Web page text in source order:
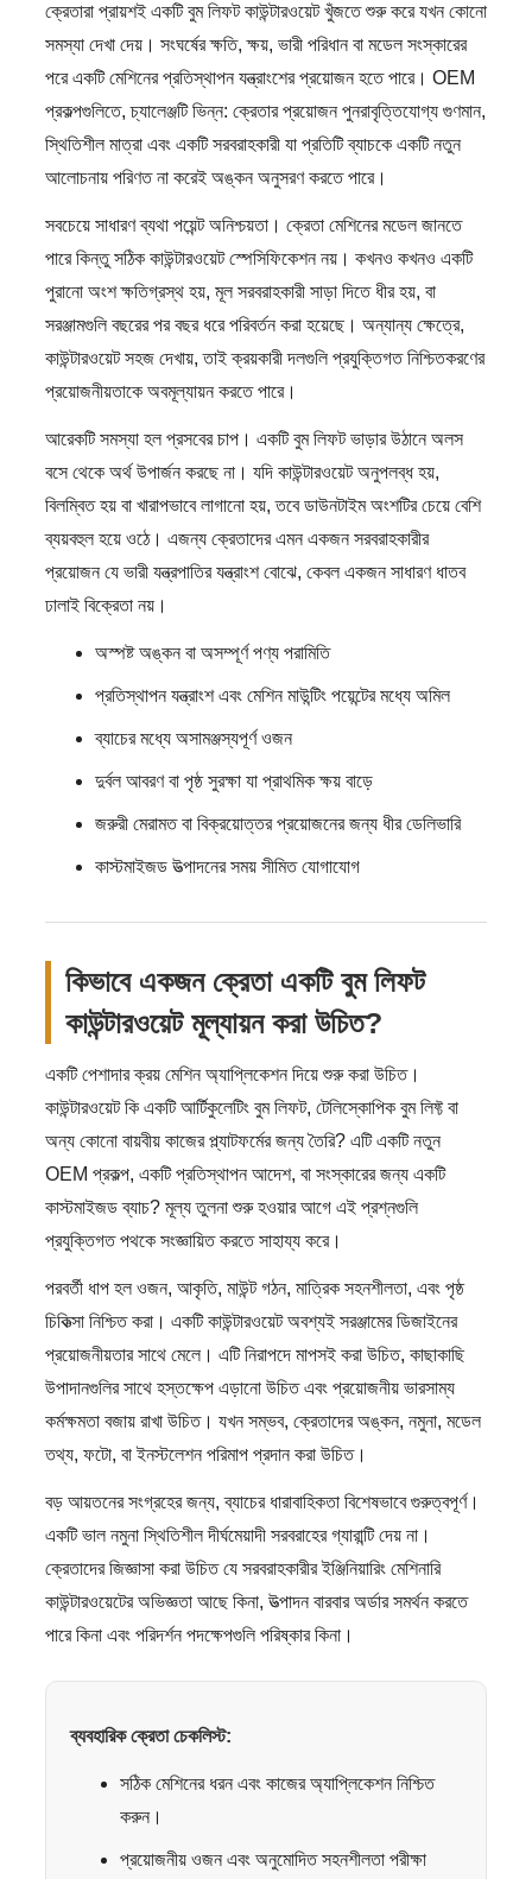
ক্রেতারা প্রায়শই একটি বুম লিফট কাউন্টারওয়েট খুঁজতে শুরু করে যখন কোনো
সমস্যা দেখা দেয়। সংঘর্ষের ক্ষতি, ক্ষয়, ভারী পরিধান বা মডেল সংস্কারের
পরে একটি মেশিনের প্রতিস্থাপন যন্ত্রাংশের প্রয়োজন হতে পারে। OEM
প্রকল্পগুলিতে, চ্যালেঞ্জটি ভিন্ন: ক্রেতার প্রয়োজন পুনরাবৃত্তিযোগ্য গুণমান,
স্থিতিশীল মাত্রা এবং একটি সরবরাহকারী যা প্রতিটি ব্যাচকে একটি নতুন
আলোচনায় পরিণত না করেই অঙ্কন অনুসরণ করতে পারে।
সবচেয়ে সাধারণ ব্যথা পয়েন্ট অনিশ্চয়তা। ক্রেতা মেশিনের মডেল জানতে
পারে কিন্তু সঠিক কাউন্টারওয়েট স্পেসিফিকেশন নয়। কখনও কখনও একটি
পুরানো অংশ ক্ষতিগ্রস্থ হয়, মূল সরবরাহকারী সাড়া দিতে ধীর হয়, বা
সরঞ্জামগুলি বছরের পর বছর ধরে পরিবর্তন করা হয়েছে। অন্যান্য ক্ষেত্রে,
কাউন্টারওয়েট সহজ দেখায়, তাই ক্রয়কারী দলগুলি প্রযুক্তিগত নিশ্চিতকরণের
প্রয়োজনীয়তাকে অবমূল্যায়ন করতে পারে।
আরেকটি সমস্যা হল প্রসবের চাপ। একটি বুম লিফট ভাড়ার উঠানে অলস
বসে থেকে অর্থ উপার্জন করছে না। যদি কাউন্টারওয়েট অনুপলব্ধ হয়,
বিলম্বিত হয় বা খারাপভাবে লাগানো হয়, তবে ডাউনটাইম অংশটির চেয়ে বেশি
ব্যয়বহুল হয়ে ওঠে। এজন্য ক্রেতাদের এমন একজন সরবরাহকারীর
প্রয়োজন যে ভারী যন্ত্রপাতির যন্ত্রাংশ বোঝে, কেবল একজন সাধারণ ধাতব
ঢালাই বিক্রেতা নয়।
অস্পষ্ট অঙ্কন বা অসম্পূর্ণ পণ্য পরামিতি
প্রতিস্থাপন যন্ত্রাংশ এবং মেশিন মাউন্টিং পয়েন্টের মধ্যে অমিল
ব্যাচের মধ্যে অসামঞ্জস্যপূর্ণ ওজন
দুর্বল আবরণ বা পৃষ্ঠ সুরক্ষা যা প্রাথমিক ক্ষয় বাড়ে
জরুরী মেরামত বা বিক্রয়োত্তর প্রয়োজনের জন্য ধীর ডেলিভারি
কাস্টমাইজড উত্পাদনের সময় সীমিত যোগাযোগ
কিভাবে একজন ক্রেতা একটি বুম লিফট
কাউন্টারওয়েট মূল্যায়ন করা উচিত?
একটি পেশাদার ক্রয় মেশিন অ্যাপ্লিকেশন দিয়ে শুরু করা উচিত।
কাউন্টারওয়েট কি একটি আর্টিকুলেটিং বুম লিফট, টেলিস্কোপিক বুম লিফ্ট বা
অন্য কোনো বায়বীয় কাজের প্ল্যাটফর্মের জন্য তৈরি? এটি একটি নতুন
OEM প্রকল্প, একটি প্রতিস্থাপন আদেশ, বা সংস্কারের জন্য একটি
কাস্টমাইজড ব্যাচ? মূল্য তুলনা শুরু হওয়ার আগে এই প্রশ্নগুলি
প্রযুক্তিগত পথকে সংজ্ঞায়িত করতে সাহায্য করে।
পরবর্তী ধাপ হল ওজন, আকৃতি, মাউন্ট গঠন, মাত্রিক সহনশীলতা, এবং পৃষ্ঠ
চিকিত্সা নিশ্চিত করা। একটি কাউন্টারওয়েট অবশ্যই সরঞ্জামের ডিজাইনের
প্রয়োজনীয়তার সাথে মেলে। এটি নিরাপদে মাপসই করা উচিত, কাছাকাছি
উপাদানগুলির সাথে হস্তক্ষেপ এড়ানো উচিত এবং প্রয়োজনীয় ভারসাম্য
কর্মক্ষমতা বজায় রাখা উচিত। যখন সম্ভব, ক্রেতাদের অঙ্কন, নমুনা, মডেল
তথ্য, ফটো, বা ইনস্টলেশন পরিমাপ প্রদান করা উচিত।
বড় আয়তনের সংগ্রহের জন্য, ব্যাচের ধারাবাহিকতা বিশেষভাবে গুরুত্বপূর্ণ।
একটি ভাল নমুনা স্থিতিশীল দীর্ঘমেয়াদী সরবরাহের গ্যারান্টি দেয় না।
ক্রেতাদের জিজ্ঞাসা করা উচিত যে সরবরাহকারীর ইঞ্জিনিয়ারিং মেশিনারি
কাউন্টারওয়েটের অভিজ্ঞতা আছে কিনা, উত্পাদন বারবার অর্ডার সমর্থন করতে
পারে কিনা এবং পরিদর্শন পদক্ষেপগুলি পরিষ্কার কিনা।
ব্যবহারিক ক্রেতা চেকলিস্ট:
সঠিক মেশিনের ধরন এবং কাজের অ্যাপ্লিকেশন নিশ্চিত
করুন।
প্রয়োজনীয় ওজন এবং অনুমোদিত সহনশীলতা পরীক্ষা